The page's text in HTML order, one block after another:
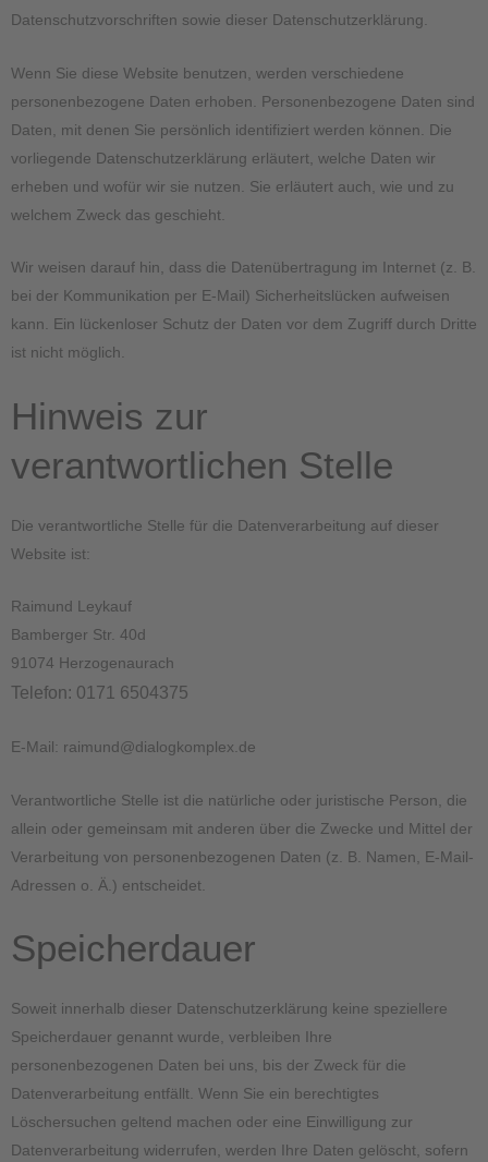
Datenschutzvorschriften sowie dieser Datenschutzerklärung.
Wenn Sie diese Website benutzen, werden verschiedene
personenbezogene Daten erhoben. Personenbezogene Daten sind
Daten, mit denen Sie persönlich identifiziert werden können. Die
vorliegende Datenschutzerklärung erläutert, welche Daten wir
erheben und wofür wir sie nutzen. Sie erläutert auch, wie und zu
welchem Zweck das geschieht.
Wir weisen darauf hin, dass die Datenübertragung im Internet (z. B.
bei der Kommunikation per E-Mail) Sicherheitslücken aufweisen
kann. Ein lückenloser Schutz der Daten vor dem Zugriff durch Dritte
ist nicht möglich.
Hinweis zur
verantwortlichen Stelle
Die verantwortliche Stelle für die Datenverarbeitung auf dieser
Website ist:
Raimund Leykauf
Bamberger Str. 40d
91074 Herzogenaurach
Telefon: 0171 6504375
E-Mail: raimund@dialogkomplex.de
Verantwortliche Stelle ist die natürliche oder juristische Person, die
allein oder gemeinsam mit anderen über die Zwecke und Mittel der
Verarbeitung von personenbezogenen Daten (z. B. Namen, E-Mail-
Adressen o. Ä.) entscheidet.
Speicherdauer
Soweit innerhalb dieser Datenschutzerklärung keine speziellere
Speicherdauer genannt wurde, verbleiben Ihre
personenbezogenen Daten bei uns, bis der Zweck für die
Datenverarbeitung entfällt. Wenn Sie ein berechtigtes
Löschersuchen geltend machen oder eine Einwilligung zur
Datenverarbeitung widerrufen, werden Ihre Daten gelöscht, sofern